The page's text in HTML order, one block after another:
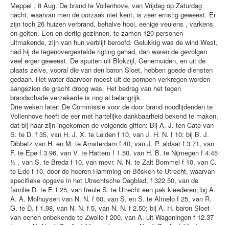
Meppel , 8 Aug. De brand te Vollenhove, van Vrijdag op Zaturdag
nacht, waarvan men de oorzaak niet kent, is zeer ernstig geweest. Er
zijn toch 26 huizen verbrand, behalve hooi, eenige veulens , varkens
en geiten. Een en dertig gezinnen, te zamen 120 personen
uitmakende, zijn van hun verblijf beroofd. Gelukkig was de wind West,
had hij de tegenovergestelde rigting gehad, dan waren de gevolgen
veel erger geweest. De spuiten uit Blokzijl, Genemuiden, en uit de
plaats zelve, vooral die van den baron Sloet, hebben goede diensten
gedaan. Het water daarvoor moest uit de pompen verkregen worden
aangezien de gracht droog was. Het bedrag van het tegen
brandschade verzekerde is nog al belangrijk.
Drie weken later: De Commissie voor de door brand noodlijdenden te
Vollenhove heeft de eer met hartelijke dankbaarheid bekend te maken,
dat bij haar zijn ingekomen de volgende giften: Bij A. J. ten Cate van
S. te D. f 35, van H. J. X. te Leiden f 10, van J. H. N. f 10; bij B. J.
Dibbetz van H. en M. te Amsterdam f 40, van J. P. aldaar f 3.71, van
F. te Epe f 3.96, van V. te Hattem f 1.50, van H. B. te Nijmegen f 4.45
½ , van S. te Breda f 10, van mevr. N. N. te Zalt Bommel f 10, van C.
te Ede f 10, door de heeren Hamming en Bösken te Utrecht, waarvan
specifieke opgave in het Utrechtsche Dagblad, f 322.50, van de
familie D. te F. f 25, van freule S. te Utrecht een pak kleederen; bij A.
A. A. Molhuysen van N. N. f 60, van S. en S. te Almelo f 25, van R.
G. te D. f 1.98, van N. N. f 5, van N. N. f 2.50; bij A. H. baron Sloet
van eenen onbekende te Zwolle f 200, van A. uit Wageningen f 12.37